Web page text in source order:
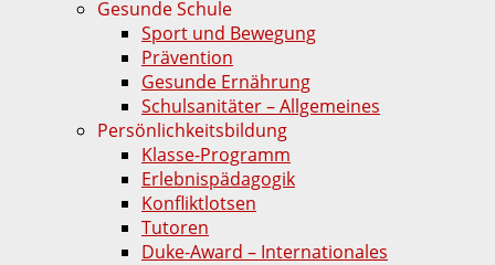
Gesunde Schule
Sport und Bewegung
Prävention
Gesunde Ernährung
Schulsanitäter – Allgemeines
Persönlichkeitsbildung
Klasse-Programm
Erlebnispädagogik
Konfliktlotsen
Tutoren
Duke-Award – Internationales